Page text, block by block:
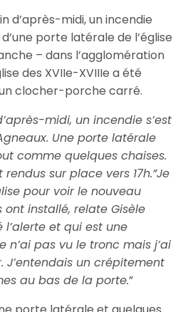
d’après-midi, un incendie
porte latérale de l’église
– dans l’agglomération
des XVIIe-XVIIIe a été
clocher-porche carré.
midi, un incendie s’est
Une porte latérale
comme quelques chaises.
sur place vers 17h.”Je
pour voir le nouveau
installé, relate Gisèle
l’alerte et qui est une
n’ai pas vu le tronc mais j’ai
J’entendais un crépitement
au bas de la porte.”